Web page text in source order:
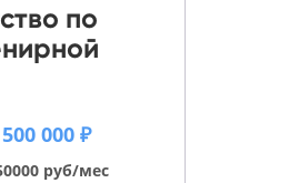
по
000 ₽
руб/мес